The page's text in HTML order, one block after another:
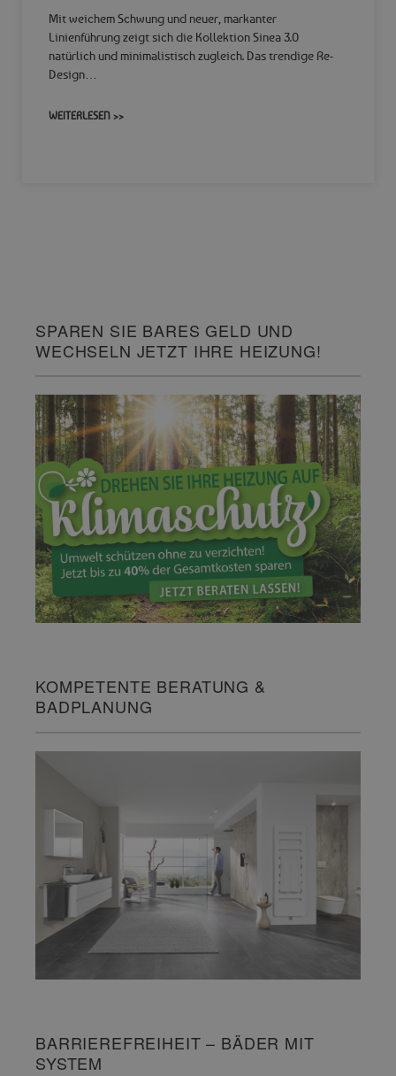
Mit weichem Schwung und neuer, markanter
Linienführung zeigt sich die Kollektion Sinea 3.0
natürlich und minimalistisch zugleich. Das trendige Re-
Design…
WEITERLESEN >>
SPAREN SIE BARES GELD UND
WECHSELN JETZT IHRE HEIZUNG!
KOMPETENTE BERATUNG &
BADPLANUNG
BARRIEREFREIHEIT – BÄDER MIT
SYSTEM